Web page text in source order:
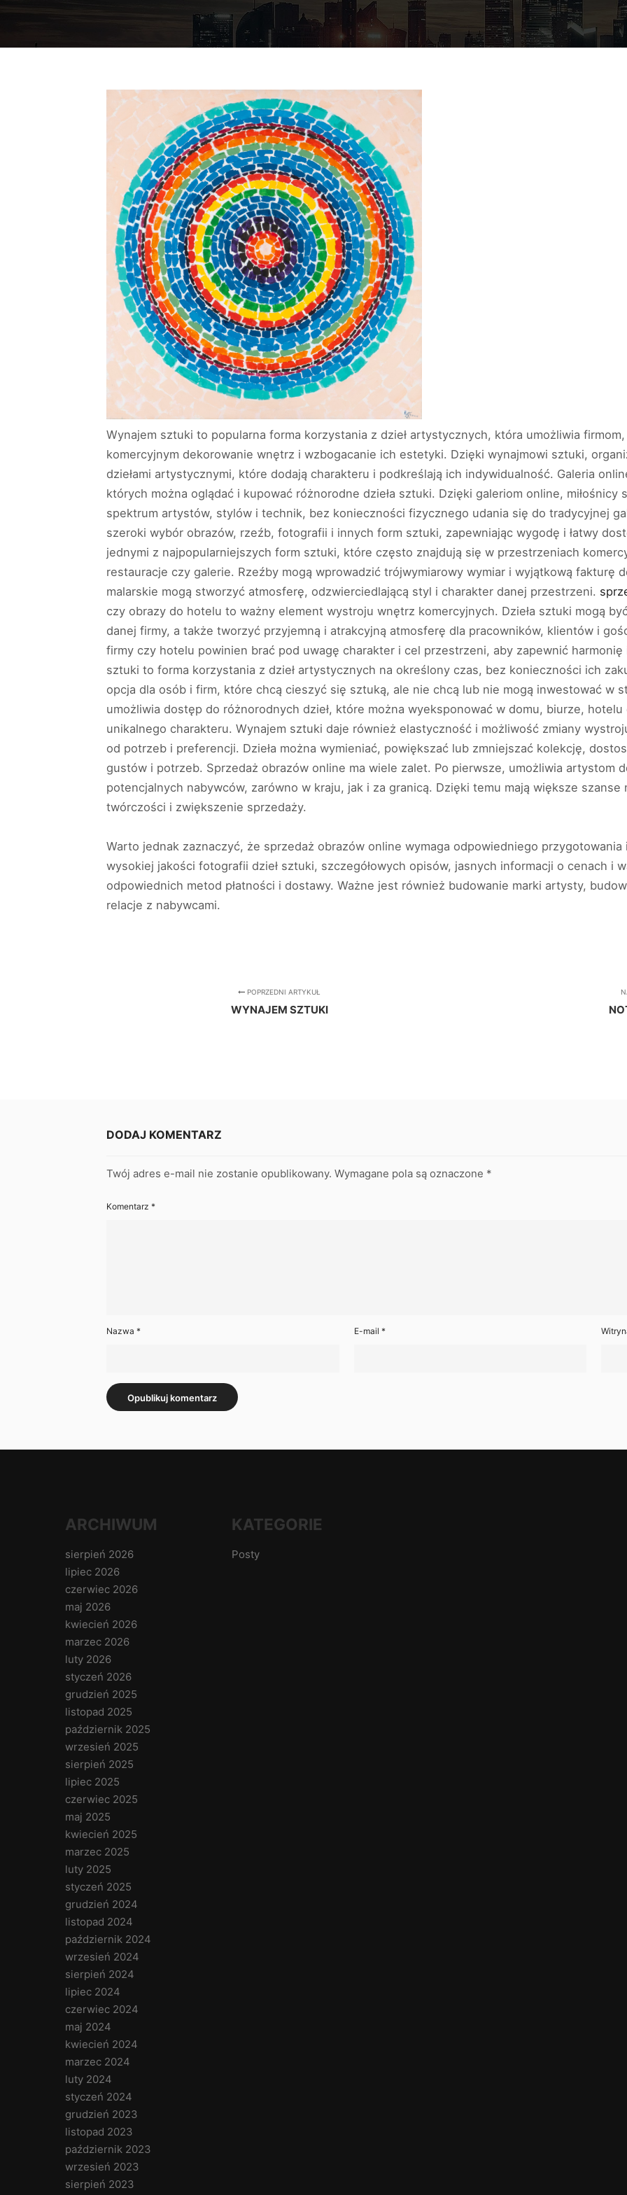
Wynajem sztuki to popularna forma korzystania z dzieł artystycznych, która umożliwia
komercyjnym dekorowanie wnętrz i wzbogacanie ich estetyki. Dzięki wynajmowi sztuki,
dziełami artystycznymi, które dodają charakteru i podkreślają ich indywidualność. Galeria
których można oglądać i kupować różnorodne dzieła sztuki. Dzięki galeriom online,
spektrum artystów, stylów i technik, bez konieczności fizycznego udania się do tradycyjnej
szeroki wybór obrazów, rzeźb, fotografii i innych form sztuki, zapewniając wygodę i łatwy
jednymi z najpopularniejszych form sztuki, które często znajdują się w przestrzeniach
restauracje czy galerie. Rzeźby mogą wprowadzić trójwymiarowy wymiar i wyjątkową fakturę
malarskie mogą stworzyć atmosferę, odzwierciedlającą styl i charakter danej przestrzeni.
czy obrazy do hotelu to ważny element wystroju wnętrz komercyjnych. Dzieła sztuki mogą
danej firmy, a także tworzyć przyjemną i atrakcyjną atmosferę dla pracowników, klientów i
firmy czy hotelu powinien brać pod uwagę charakter i cel przestrzeni, aby zapewnić
sztuki to forma korzystania z dzieł artystycznych na określony czas, bez konieczności ich
opcja dla osób i firm, które chcą cieszyć się sztuką, ale nie chcą lub nie mogą inwestować w
umożliwia dostęp do różnorodnych dzieł, które można wyeksponować w domu, biurze,
unikalnego charakteru. Wynajem sztuki daje również elastyczność i możliwość zmiany
od potrzeb i preferencji. Dzieła można wymieniać, powiększać lub zmniejszać kolekcję,
gustów i potrzeb. Sprzedaż obrazów online ma wiele zalet. Po pierwsze, umożliwia artystom
potencjalnych nabywców, zarówno w kraju, jak i za granicą. Dzięki temu mają większe
twórczości i zwiększenie sprzedaży.
Warto jednak zaznaczyć, że sprzedaż obrazów online wymaga odpowiedniego
wysokiej jakości fotografii dzieł sztuki, szczegółowych opisów, jasnych informacji o cenach i
odpowiednich metod płatności i dostawy. Ważne jest również budowanie marki artysty,
relacje z nabywcami.
POPRZEDNI ARTYKUŁ
WYNAJEM SZTUKI
DODAJ KOMENTARZ
Twój adres e-mail nie zostanie opublikowany. Wymagane pola są oznaczone *
Komentarz *
Nazwa * E-mail *
ARCHIWUM
sierpień 2026
lipiec 2026
czerwiec 2026
maj 2026
kwiecień 2026
marzec 2026
luty 2026
styczeń 2026
grudzień 2025
listopad 2025
październik 2025
wrzesień 2025
sierpień 2025
lipiec 2025
czerwiec 2025
maj 2025
kwiecień 2025
marzec 2025
luty 2025
styczeń 2025
grudzień 2024
listopad 2024
październik 2024
wrzesień 2024
sierpień 2024
lipiec 2024
czerwiec 2024
maj 2024
kwiecień 2024
marzec 2024
luty 2024
styczeń 2024
grudzień 2023
listopad 2023
październik 2023
wrzesień 2023
sierpień 2023
KATEGORIE
Posty